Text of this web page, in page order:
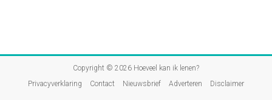
Copyright © 2026 Hoeveel kan ik lenen?
Privacyverklaring
Contact Nieuwsbrief Adverteren Disclaimer